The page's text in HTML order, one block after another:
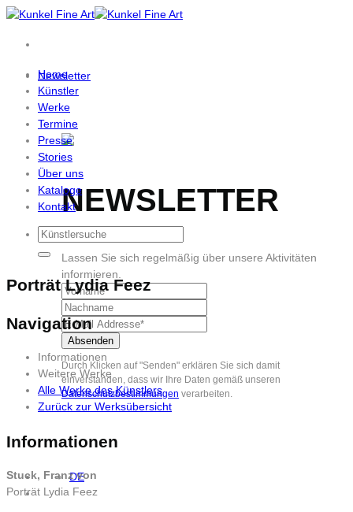
Zum
springen
Newsletter
NEWSLETTER
Lassen Sie sich regelmäßig über unsere Aktivitäten
informieren.
Durch Klicken auf "Senden" erklären Sie sich damit
einverstanden, dass wir Ihre Daten gemäß unseren
Datenschutzbestimmungen verarbeiten.
DE
Home
Künstler
Werke
Termine
Presse
Stories
Über uns
Kataloge
Kontakt
Porträt Lydia Feez
Navigation
Informationen
Weitere Werke
Alle Werke des Künstlers
Zurück zur Werksübersicht
Informationen
Stuck, Franz von
Porträt Lydia Feez